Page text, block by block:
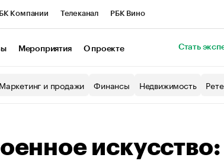
Компании Телеканал РБК Вино
Экономика Бизнес
Мероприятия О проекте Стать
Маркетинг и продажи Финансы Недвижимость